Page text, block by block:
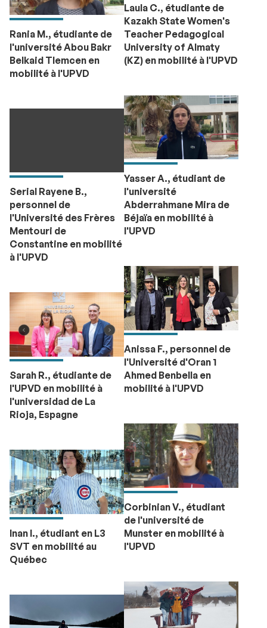
Laula C., étudiante de
Kazakh State Women's
Teacher Pedagogical
University of Almaty
(KZ) en mobilité à l'UPVD
Rania M., étudiante de
l'université Abou Bakr
Belkaid Tlemcen en
mobilité à l'UPVD
Yasser A., étudiant de
l'université
Abderrahmane Mira de
Béjaïa en mobilité à
l'UPVD
Serial Rayene B.,
personnel de
l'Université des Frères
Mentouri de
Constantine en mobilité
à l'UPVD
Anissa F., personnel de
l'Université d'Oran 1
Ahmed Benbella en
mobilité à l'UPVD
Sarah R., étudiante de
l'UPVD en mobilité à
l'universidad de La
Rioja, Espagne
Corbinian V., étudiant
de l'université de
Munster en mobilité à
l'UPVD
Inan I., étudiant en L3
SVT en mobilité au
Québec